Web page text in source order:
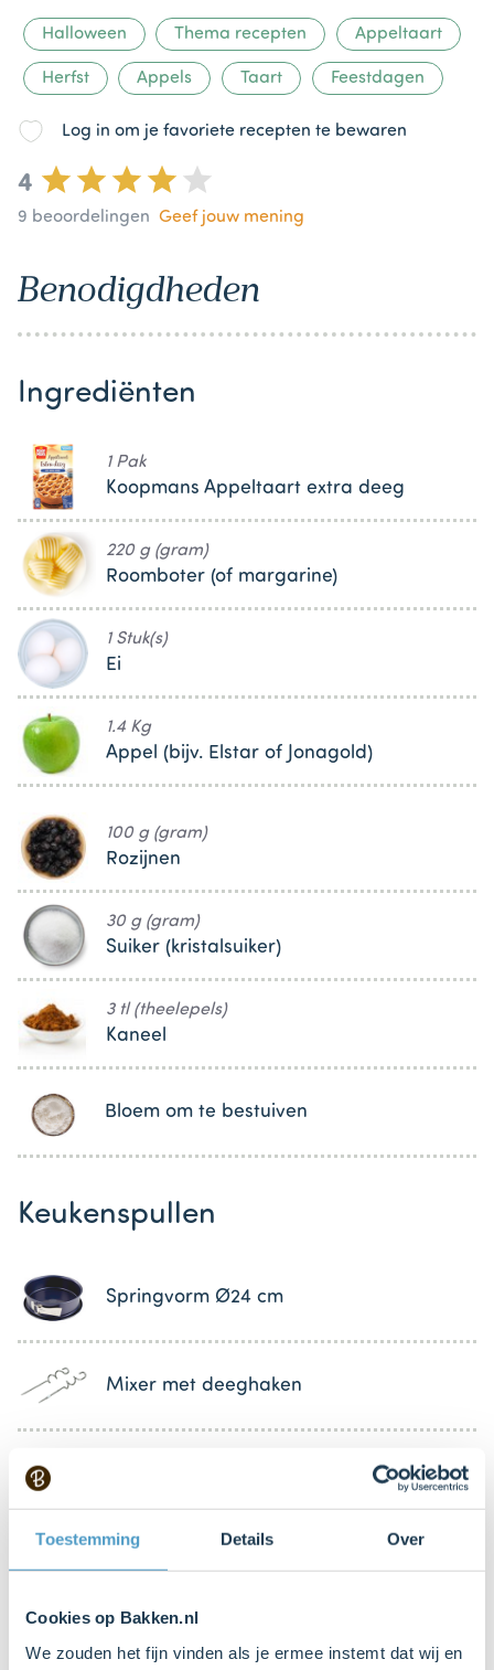
Toestemming Details Over
Cookies op Bakken.nl
We zouden het fijn vinden als je ermee instemt dat wij en
Halloween Thema recepten Appeltaart
Herfst Appels Taart Feestdagen
Log in om je favoriete recepten te bewaren
4
9 beoordelingen Geef jouw mening
Benodigdheden
Ingrediënten
1 Pak
Koopmans Appeltaart extra deeg
220 g (gram)
Roomboter (of margarine)
1 Stuk(s)
Ei
1.4 Kg
Appel (bijv. Elstar of Jonagold)
100 g (gram)
Rozijnen
30 g (gram)
Suiker (kristalsuiker)
3 tl (theelepels)
Kaneel
Bloem om te bestuiven
Keukenspullen
Springvorm Ø24 cm
Mixer met deeghaken